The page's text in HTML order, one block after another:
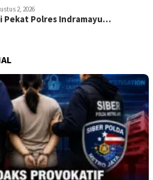
2, 2026
Pekat Polres Indramayu…